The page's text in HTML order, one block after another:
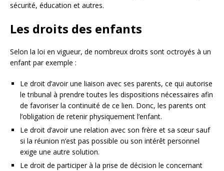
sécurité, éducation et autres.
Les droits des enfants
Selon la loi en vigueur, de nombreux droits sont octroyés à un
enfant par exemple :
Le droit d’avoir une liaison avec ses parents, ce qui autorise
le tribunal à prendre toutes les dispositions nécessaires afin
de favoriser la continuité de ce lien. Donc, les parents ont
l’obligation de retenir physiquement l’enfant.
Le droit d’avoir une relation avec son frère et sa sœur sauf
si la réunion n’est pas possible ou son intérêt personnel
exige une autre solution.
Le droit de participer à la prise de décision le concernant